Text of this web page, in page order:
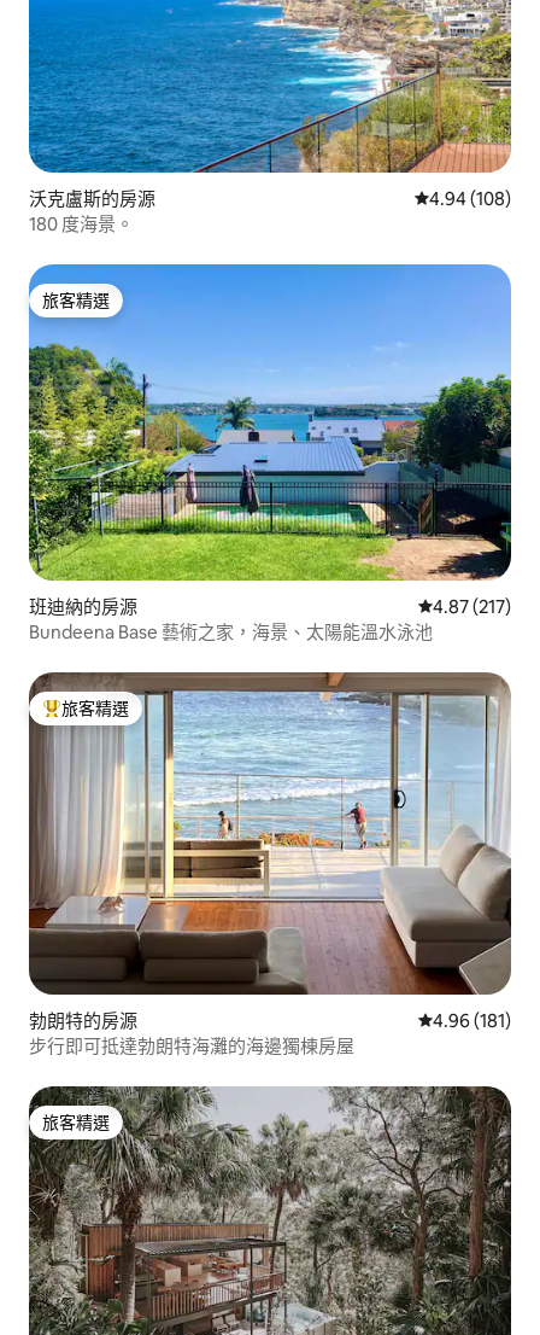
沃克盧斯的房源 從 108 則評價
4.94 (108)
180 度海景。
旅客精選
旅客精選
班迪納的房源 從 217 則評價
4.87 (217)
Bundeena Base 藝術之家，海景、太陽能溫水泳池
旅客精選榜首
旅客精選
勃朗特的房源 從 181 則評價
4.96 (181)
步行即可抵達勃朗特海灘的海邊獨棟房屋
旅客精選
旅客精選